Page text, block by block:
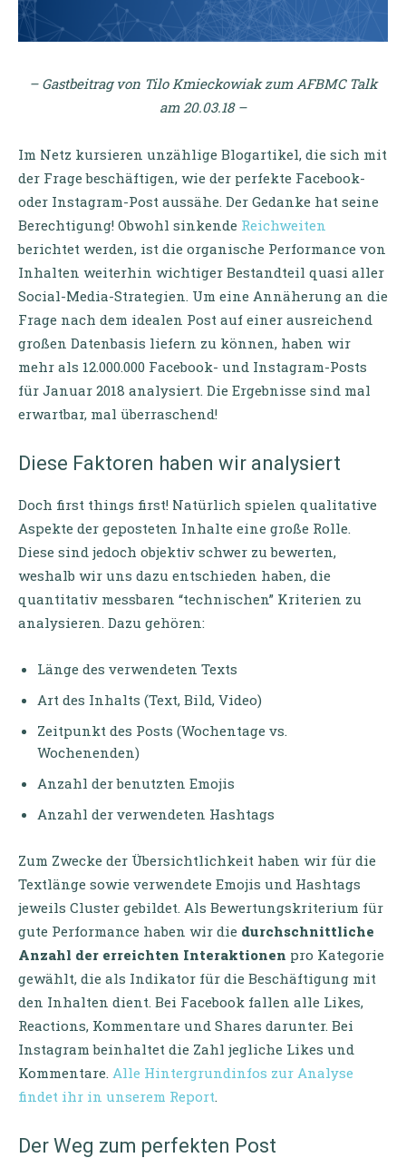
– Gastbeitrag von Tilo Kmieckowiak zum AFBMC Talk
am 20.03.18 –
Im Netz kursieren unzählige Blogartikel, die sich mit
der Frage beschäftigen, wie der perfekte Facebook-
oder Instagram-Post aussähe. Der Gedanke hat seine
Berechtigung! Obwohl sinkende Reichweiten
berichtet werden, ist die organische Performance von
Inhalten weiterhin wichtiger Bestandteil quasi aller
Social-Media-Strategien. Um eine Annäherung an die
Frage nach dem idealen Post auf einer ausreichend
großen Datenbasis liefern zu können, haben wir
mehr als 12.000.000 Facebook- und Instagram-Posts
für Januar 2018 analysiert. Die Ergebnisse sind mal
erwartbar, mal überraschend!
Diese Faktoren haben wir analysiert
Doch first things first! Natürlich spielen qualitative
Aspekte der geposteten Inhalte eine große Rolle.
Diese sind jedoch objektiv schwer zu bewerten,
weshalb wir uns dazu entschieden haben, die
quantitativ messbaren “technischen” Kriterien zu
analysieren. Dazu gehören:
Länge des verwendeten Texts
Art des Inhalts (Text, Bild, Video)
Zeitpunkt des Posts (Wochentage vs.
Wochenenden)
Anzahl der benutzten Emojis
Anzahl der verwendeten Hashtags
Zum Zwecke der Übersichtlichkeit haben wir für die
Textlänge sowie verwendete Emojis und Hashtags
jeweils Cluster gebildet. Als Bewertungskriterium für
gute Performance haben wir die durchschnittliche
Anzahl der erreichten Interaktionen pro Kategorie
gewählt, die als Indikator für die Beschäftigung mit
den Inhalten dient. Bei Facebook fallen alle Likes,
Reactions, Kommentare und Shares darunter. Bei
Instagram beinhaltet die Zahl jegliche Likes und
Kommentare. Alle Hintergrundinfos zur Analyse
findet ihr in unserem Report.
Der Weg zum perfekten Post